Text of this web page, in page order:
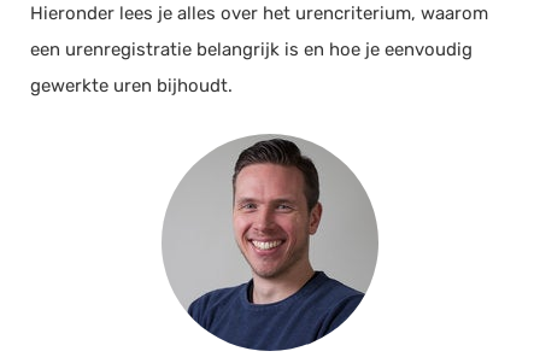
Verlof en verzuim
Salarisadministratie
Marketing automation
Hieronder lees je alles over het urencriterium, waarom
een urenregistratie belangrijk is en hoe je eenvoudig
gewerkte uren bijhoudt.